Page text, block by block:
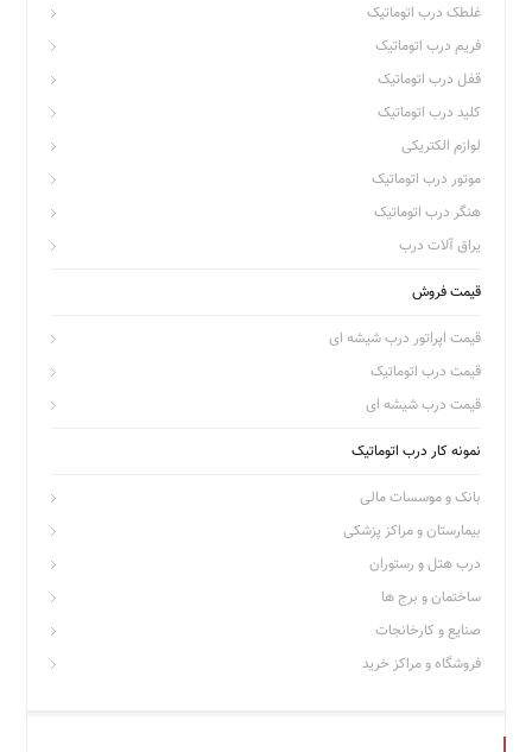
غلطک درب اتوماتیک
فریم درب اتوماتیک
قفل درب اتوماتیک
کلید درب اتوماتیک
لوازم الکتریکی
موتور درب اتوماتیک
هنگر درب اتوماتیک
یراق آلات درب
قیمت فروش
قیمت اپراتور درب شیشه ای
قیمت درب اتوماتیک
قیمت درب شیشه ای
نمونه کار درب اتوماتیک
بانک و موسسات مالی
بیمارستان و مراکز پزشکی
درب هتل و رستوران
ساختمان و برج ها
صنایع و کارخانجات
فروشگاه و مراکز خرید